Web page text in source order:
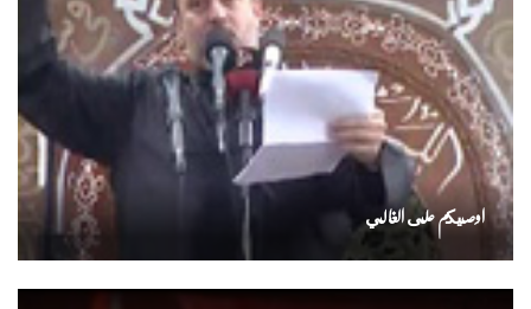
اوصيكم على الغالي